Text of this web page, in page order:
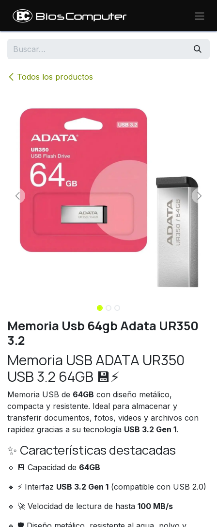
Todos los productos
Memoria Usb 64gb Adata UR350
3.2
Memoria USB ADATA UR350
USB 3.2 64GB 💾⚡
Memoria USB de 64GB con diseño metálico,
compacta y resistente. Ideal para almacenar y
transferir documentos, fotos, videos y archivos con
rapidez gracias a su tecnología USB 3.2 Gen 1.
✨ Características destacadas
🔹 💾 Capacidad de 64GB
🔹 ⚡ Interfaz USB 3.2 Gen 1 (compatible con USB 2.0)
🔹 🚀 Velocidad de lectura de hasta 100 MB/s